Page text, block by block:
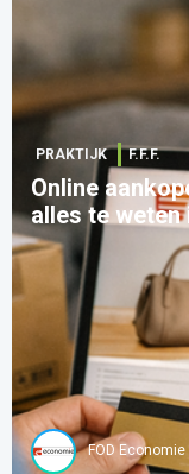
PRAKTIJK F.F.F.
Online
alles te weten
FOD Economie